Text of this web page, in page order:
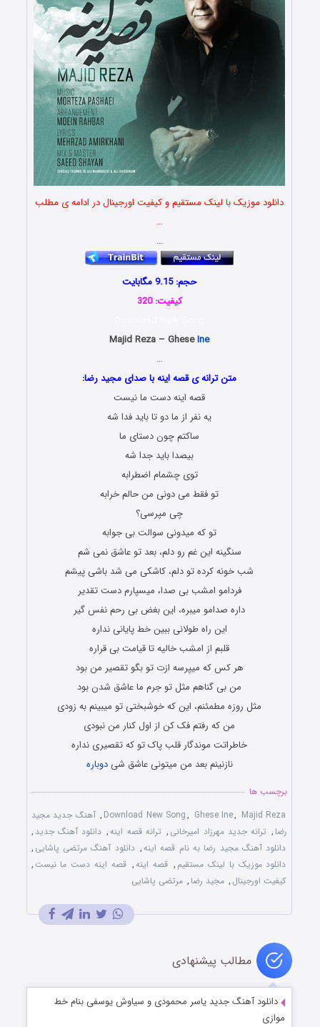
دانلود موزیک با لینک مستقیم و کیفیت اورجینال در ادامه ی مطلب
…
…
حجم: 9.15 مگابایت
کیفیت: 320
Majid Reza – GheseIne
…
متن ترانه ی قصه اینه با صدای مجید رضا:
قصه اینه دست ما نیست
یه نفر از ما دو تا باید فدا شه
ساکتم چون دستای ما
بیصدا باید جدا شه
توی چشمام اضطرابه
تو فقط می دونی من حالم خرابه
چی مپرسی؟
تو که میدونی سوالت بی جوابه
سنگینه این غم رو دلم، بعد تو عاشق نمی شم
شب خونه کرده تو دلم، کاشکی می شد باشی پیشم
فردامو امشب بی صدا، میسپارم دست تقدیر
داره صدامو میبره، این بغض بی رحم نفس گیر
این راه طولانی ببین خط پایانی نداره
قلبم از امشب خالیه تا قیامت بی قراره
هر کس که میپرسه ازت تو بگو تقصیر من بود
من بی گناهم مثل تو جرم ما عاشق شدن بود
مثل روزه مطمئنم، این که خوشبختی تو میبینم به زودی
من که رفتم فک کن از اول کنار من نبودی
خاطراتت موندگار قلب پاک تو که تقصیری نداره
نازنینم بعد من میتونی عاشق شیدوباره
برچسب ها
Download New Song, Ghese Ine, Majid Reza
, آهنگ جدید مجید
رضا , ترانه جدید مهرزاد امیرخانی , ترانه قصه اینه, دانلود آهنگ جدید ,
دانلود آهنگ مجید رضا به نام قصه اینه, دانلود آهنگ مرتضی پاشایی ,
دانلود موزیک با لینک مستقیم , قصه اینه, قصه اینه دست ما نیست,
کیفیت اورجینال , مجید رضا , مرتضی پاشایی
مطالب پیشنهادی
دانلود آهنگ جدید یاسر محمودی و سیاوش یوسفی بنام خط
موازی